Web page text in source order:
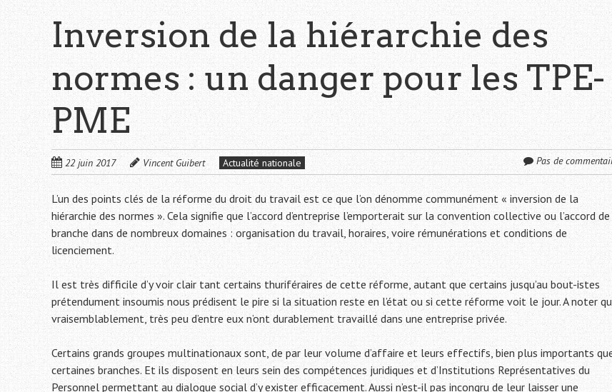
Inversion de la hiérarchie des
normes : un danger pour les TPE-
PME
22 juin 2017 Vincent Guibert Actualité nationale Pas de
L’un des points clés de la réforme du droit du travail est ce que l’on dénomme communément « inversion de la
hiérarchie des normes ». Cela signifie que l’accord d’entreprise l’emporterait sur la convention collective ou l’accord de
branche dans de nombreux domaines : organisation du travail, horaires, voire rémunérations et conditions de
licenciement.
Il est très difficile d’y voir clair tant certains thuriféraires de cette réforme, autant que certains jusqu’au bout-istes
prétendument insoumis nous prédisent le pire si la situation reste en l’état ou si cette réforme voit le jour. A noter
vraisemblablement, très peu d’entre eux n’ont durablement travaillé dans une entreprise privée.
Certains grands groupes multinationaux sont, de par leur volume d’affaire et leurs effectifs, bien plus importants
certaines branches. Et ils disposent en leurs sein des compétences juridiques et d’Institutions Représentatives du
Personnel permettant au dialogue social d’y exister efficacement. Aussi n’est-il pas incongru de leur laisser une